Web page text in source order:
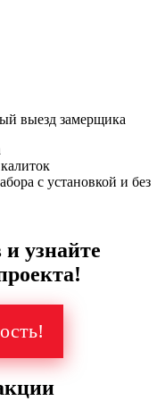
выезд замерщика
с установкой и без
узнайте